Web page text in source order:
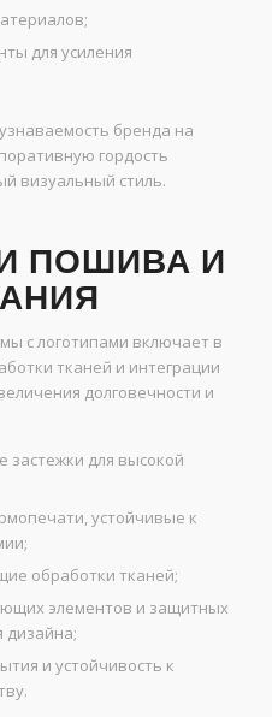
для усиления
бренда на
гордость
визуальный стиль.
ПОШИВА И
с логотипами включает в
тканей и интеграции
долговечности и
для высокой
устойчивые к
обработки тканей;
элементов и защитных
дизайна;
и устойчивость к